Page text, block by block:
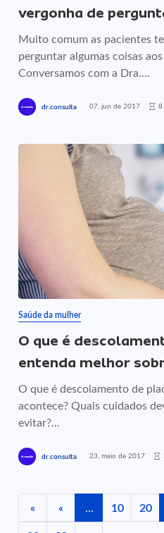
vergonha de
Muito comum as pacientes
perguntar algumas coisas
Conversamos com a Dra....
dr.consulta 07, jun de 2017 8
Saúde da mulher
O que é
entenda melhor
O que é descolamento de
acontece? Quais cuidados
evitar?...
dr.consulta 23, maio de 2017
« « ... 10 20